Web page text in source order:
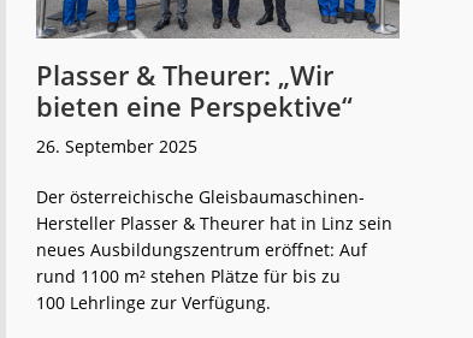
Plasser & Theurer: „Wir
bieten eine Perspektive“
26. September 2025
Der österreichische Gleisbaumaschinen-
Hersteller Plasser & Theurer hat in Linz sein
neues Ausbildungszentrum eröffnet: Auf
rund 1100 m² stehen Plätze für bis zu
100 Lehrlinge zur Verfügung.